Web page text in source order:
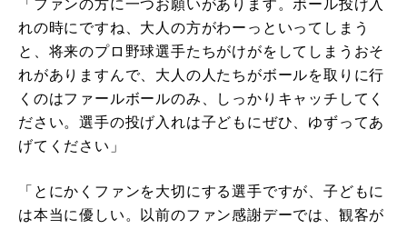
「ファンの方に一つお願いがあります。ボール投げ入
れの時にですね、大人の方がわーっといってしまう
と、将来のプロ野球選手たちがけがをしてしまうおそ
れがありますんで、大人の人たちがボールを取りに行
くのはファールボールのみ、しっかりキャッチしてく
ださい。選手の投げ入れは子どもにぜひ、ゆずってあ
げてください」
「とにかくファンを大切にする選手ですが、子どもに
は本当に優しい。以前のファン感謝デーでは、観客が